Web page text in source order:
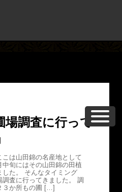
場調査に行って
は山田錦の名産地として
旬にはその山田錦の田植
した。 そんなタイミング
査に行ってきました。 調
３か所もの圃 […]